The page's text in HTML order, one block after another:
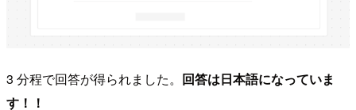
3 分程で回答が得られました。 回答は日本語になっていま
す！！